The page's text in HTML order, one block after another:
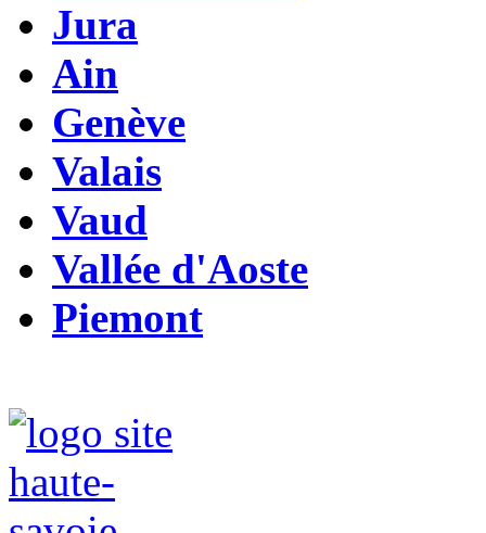
Jura
Ain
Genève
Valais
Vaud
Vallée d'Aoste
Piemont